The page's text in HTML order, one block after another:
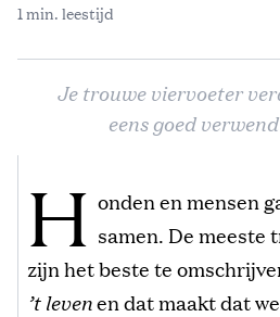
1 min. leestijd
Je trouwe viervoeter
eens goed
H onden en mensen
samen. De meeste
zijn het beste te
’t levenen dat maakt dat